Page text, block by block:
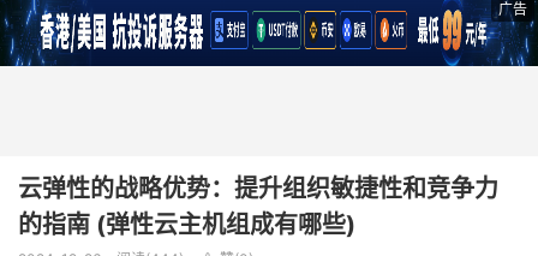
广告
云弹性的战略优势：提升组织敏捷性和竞争力
的指南 (弹性云主机组成有哪些)